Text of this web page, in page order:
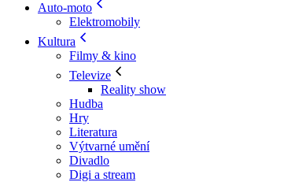
Auto-moto
Elektromobily
Kultura
Filmy & kino
Televize
Reality show
Hudba
Hry
Literatura
Výtvarné umění
Divadlo
Digi a stream